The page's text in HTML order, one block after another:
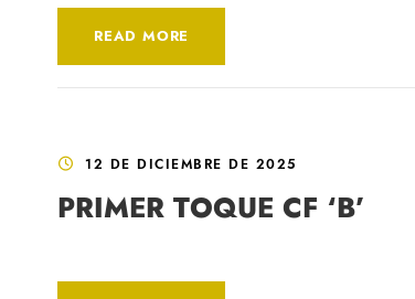
READ MORE
12 DE DICIEMBRE DE 2025
PRIMER TOQUE CF ‘B’